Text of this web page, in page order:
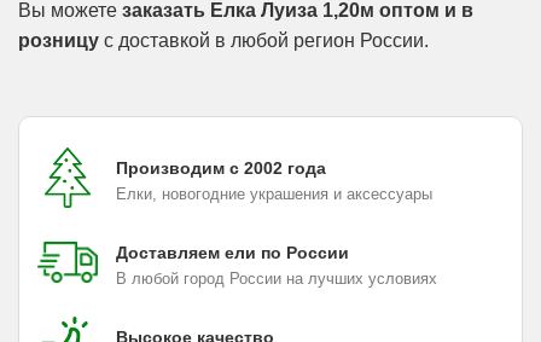
Вы можете заказать Елка Луиза 1,20м оптом и в
розницу с доставкой в любой регион России.
Производим с 2002 года
Елки, новогодние украшения и аксессуары
Доставляем ели по России
В любой город России на лучших условиях
Высокое качество